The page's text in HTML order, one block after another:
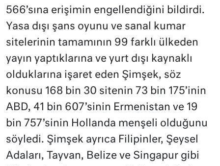
566’sına erişimin engellendiğini bildirdi.
Yasa dışı şans oyunu ve sanal kumar
sitelerinin tamamının 99 farklı ülkeden
yayın yaptıklarına ve yurt dışı kaynaklı
olduklarına işaret eden Şimşek, söz
konusu 168 bin 30 sitenin 73 bin 175’inin
ABD, 41 bin 607’sinin Ermenistan ve 19
bin 757’sinin Hollanda menşeli olduğunu
söyledi. Şimşek ayrıca Filipinler, Şeysel
Adaları, Tayvan, Belize ve Singapur gibi